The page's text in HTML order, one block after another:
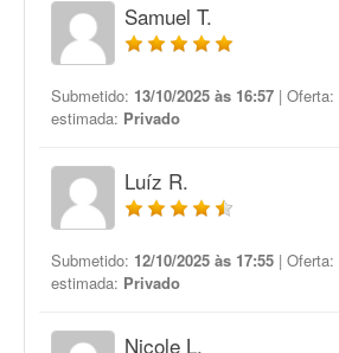
Samuel T.
Submetido: 13/10/2025 às 16:57 | Oferta:
estimada: Privado
Luíz R.
Submetido: 12/10/2025 às 17:55 | Oferta:
estimada: Privado
Nicole L.